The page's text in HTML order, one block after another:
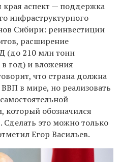
аспект — поддержка
инфраструктурного
Сибири: реинвестиции
расширение
(до 210 млн тонн
год) и вложения
что страна должна
в мире, но реализовать
который обозначился
Сделать это можно только
Егор Васильев.